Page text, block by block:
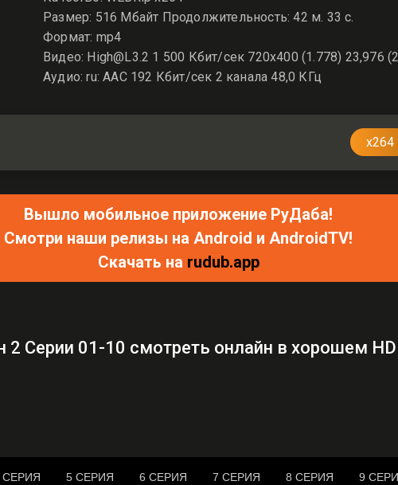
Размер: 516 Мбайт Продолжительность: 42 м. 33 с.
Формат: mp4
Видео: High@L3.2 1 500 Кбит/сек 720x400 (1.778) 23,976
Аудио: ru: AAC 192 Кбит/сек 2 канала 48,0 КГц
x264
Вышло мобильное приложение РуДаба!
Смотри наши релизы на Android и AndroidTV!
Скачать на rudub.app
Серии 01-10 смотреть онлайн в хорошем HD